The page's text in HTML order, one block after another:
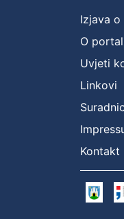
Izjava
O
Uvjeti
Linkovi
Kontakt